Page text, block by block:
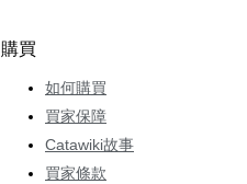
購買
如何購買
買家保障
Catawiki故事
買家條款